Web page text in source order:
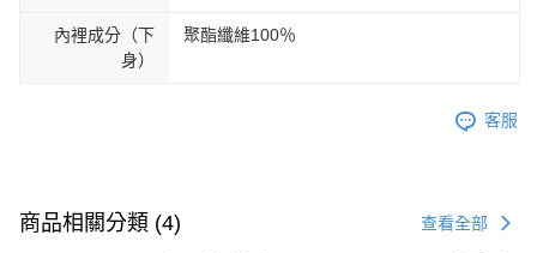
內裡成分（下
身）
聚酯纖維100％
客服
商品相關分類 (4) 查看全部